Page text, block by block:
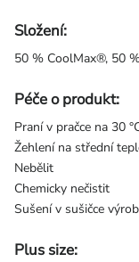
Složení:
50 % CoolMax®, 50
Péče o produkt:
Praní v pračce na 30
Žehlení na střední
Nebělit
Chemicky nečistit
Sušení v sušičce
Plus size: